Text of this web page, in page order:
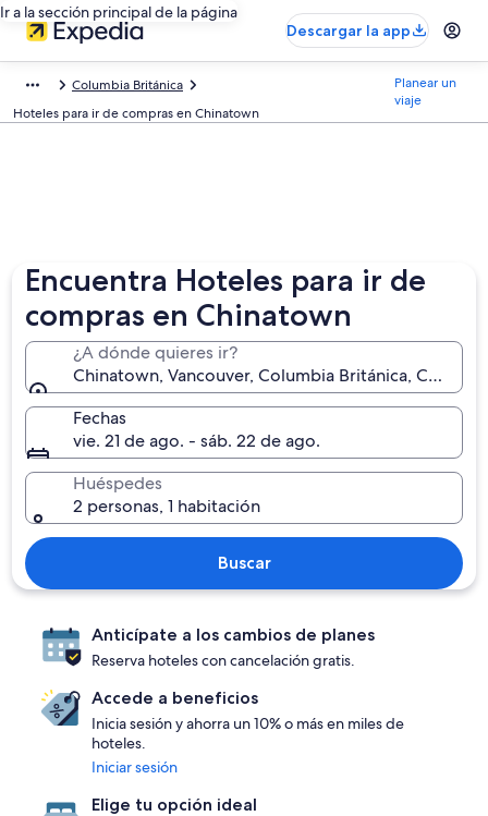
Ir a la sección principal de la página
Descargar la app
Columbia Británica
Hoteles para ir de compras en Chinatown
Planear un
viaje
Encuentra Hoteles para ir de
compras en Chinatown
¿A dónde quieres ir?
Chinatown, Vancouver, Columbia Británica, Canadá
Fechas
vie. 21 de ago. - sáb. 22 de ago.
Huéspedes
2 personas, 1 habitación
Buscar
Anticípate a los cambios de planes
Reserva hoteles con cancelación gratis.
Accede a beneficios
Inicia sesión y ahorra un 10% o más en miles de
hoteles.
Iniciar sesión
Elige tu opción ideal